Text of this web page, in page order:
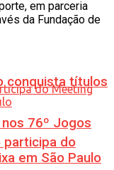
conquista títulos
76º Jogos
em parceria
da Fundação de
participa do
em São Paulo